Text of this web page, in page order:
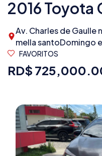
2016 Toyota
Av. Charles de Gaulle
mella santoDomingo
FAVORITOS
RD$